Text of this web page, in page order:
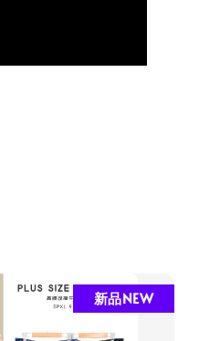
新品NEW